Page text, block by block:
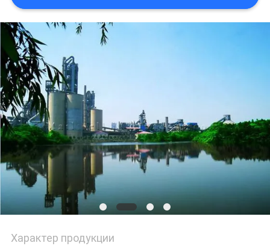
Характер продукции